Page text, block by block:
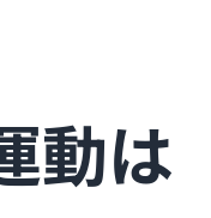
動は